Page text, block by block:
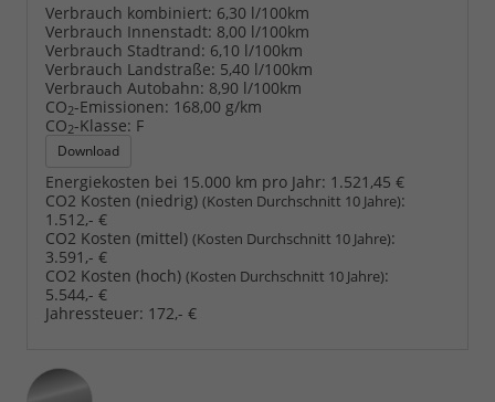
Verbrauch kombiniert: 6,30 l/100km
Verbrauch Innenstadt: 8,00 l/100km
Verbrauch Stadtrand: 6,10 l/100km
Verbrauch Landstraße: 5,40 l/100km
Verbrauch Autobahn: 8,90 l/100km
CO2-Emissionen: 168,00 g/km
CO2-Klasse: F
Download
Energiekosten bei 15.000 km pro Jahr: 1.521,45 €
CO2 Kosten (niedrig) (Kosten Durchschnitt 10 Jahre):
1.512,- €
CO2 Kosten (mittel) (Kosten Durchschnitt 10 Jahre):
3.591,- €
CO2 Kosten (hoch) (Kosten Durchschnitt 10 Jahre):
5.544,- €
Jahressteuer: 172,- €